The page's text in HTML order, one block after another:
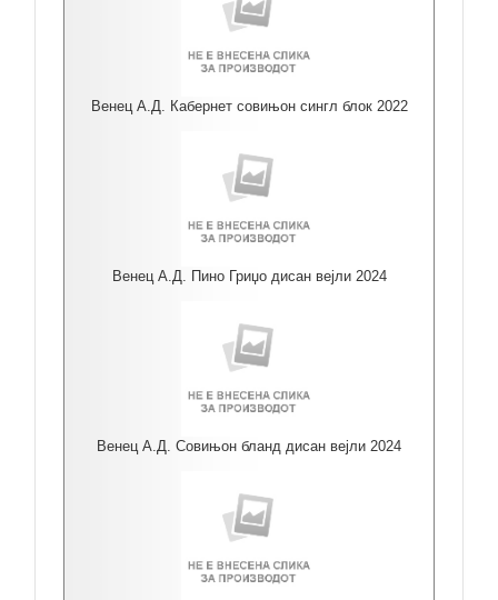
Венец А.Д. Кабернет совињон сингл блок 2022
Венец А.Д. Пино Гриџо дисан вејли 2024
Венец А.Д. Совињон бланд дисан вејли 2024